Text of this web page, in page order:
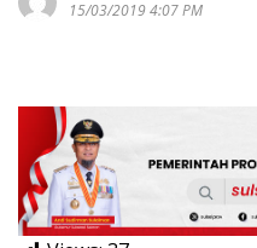
15/03/2019 4:07 PM